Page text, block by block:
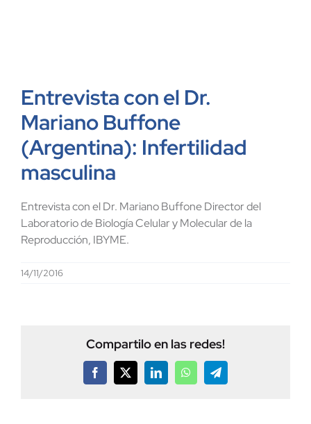
Entrevista con el Dr.
Mariano Buffone
(Argentina): Infertilidad
masculina
Entrevista con el Dr. Mariano Buffone Director del
Laboratorio de Biología Celular y Molecular de la
Reproducción, IBYME.
14/11/2016
Compartilo en las redes!
Facebook
X LinkedInWhatsAppTelegram